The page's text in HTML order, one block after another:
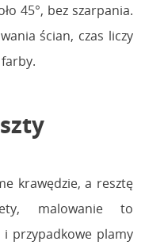
45°, bez szarpania.
ścian, czas liczy
krawędzie, a resztę
malowanie to
i przypadkowe plamy